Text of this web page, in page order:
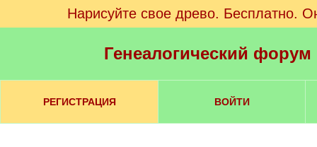
Нарисуйте свое древо. Бесплатно.
Генеалогический
РЕГИСТРАЦИЯ ВОЙТИ